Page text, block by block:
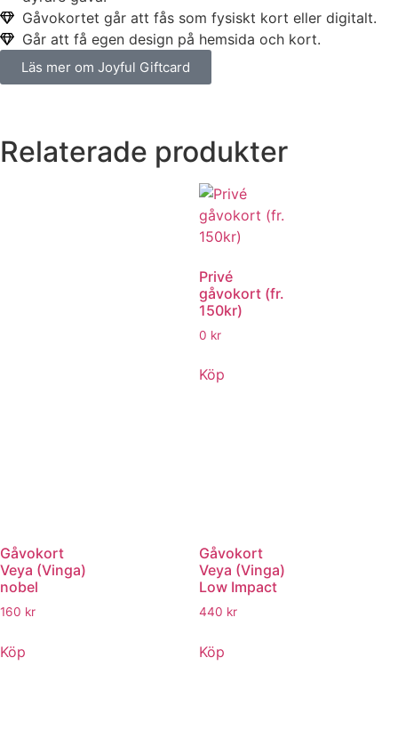
Gåvokortet går att fås som fysiskt kort eller digitalt.
Går att få egen design på hemsida och kort.
Läs mer om Joyful Giftcard
Relaterade produkter
Privé
gåvokort (fr.
150kr)
0 kr
Köp
Gåvokort
Veya (Vinga)
nobel
160 kr
Köp
Gåvokort
Veya (Vinga)
Low Impact
440 kr
Köp